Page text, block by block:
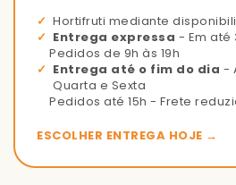
Hortifruti mediante
Entrega expressa - Em até
Pedidos de 9h às 19h
Entrega até o fim do dia -
Quarta e Sexta
Pedidos até 15h - Frete
ESCOLHER ENTREGA HOJE →